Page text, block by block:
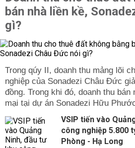
bán nhà liền kề,
gì?
Trong qúy II, doanh thu mảng lõi
nghiệp của Sonadezi Châu Đức
đồng. Trong khi đó, doanh thu
mại tại dự án Sonadezi Hữu
VSIP tiến vào
công nghiệp 5.800
Phòng - Hạ Long